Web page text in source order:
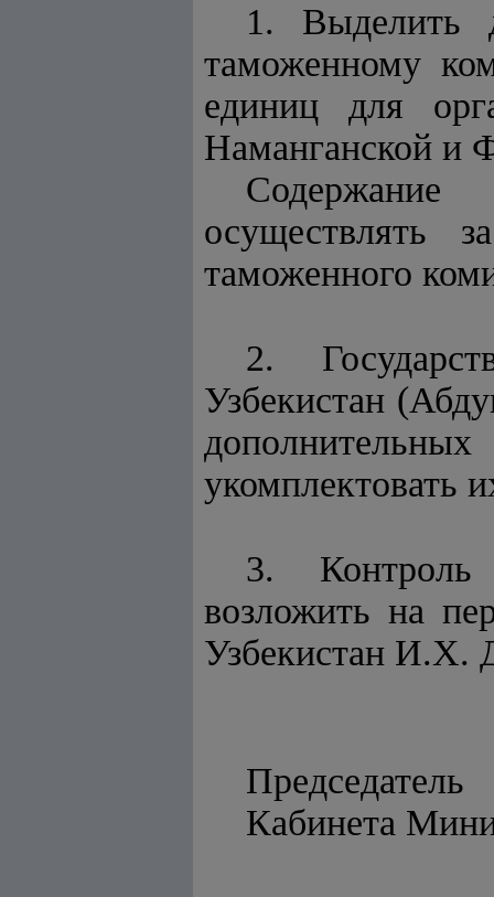
1. Выделить
таможенному
единиц для
Наманганской и
Содержание
осуществлять
таможенного
2.
Узбекистан
укомплектовать
3. Контроль
возложить на
Узбекистан И.Х.
Председатель